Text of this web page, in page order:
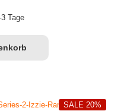
Tage
SALE 20%